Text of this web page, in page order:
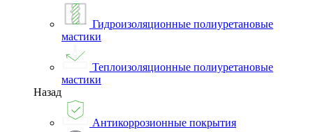
Гидроизоляционные полиуретановые
мастики
Теплоизоляционные полиуретановые
мастики
Назад
Антикоррозионные покрытия